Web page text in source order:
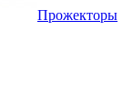
Прожекторы